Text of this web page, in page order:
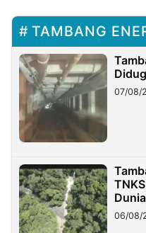
TAMBANG
07/08/
Dunia
06/08/